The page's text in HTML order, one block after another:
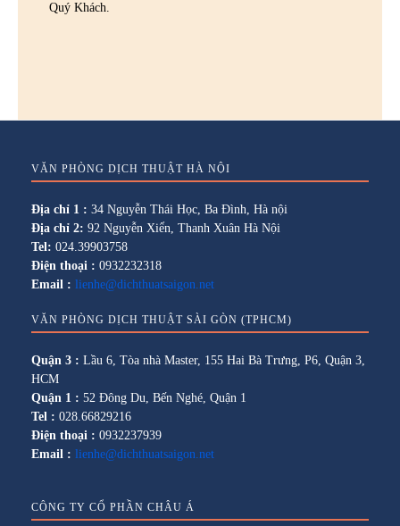
Quý Khách.
VĂN PHÒNG DỊCH THUẬT HÀ NỘI
Địa chỉ 1 : 34 Nguyễn Thái Học, Ba Đình, Hà nội
Địa chỉ 2: 92 Nguyễn Xiển, Thanh Xuân Hà Nội
Tel: 024.39903758
Điện thoại : 0932232318
Email : lienhe@dichthuatsaigon.net
VĂN PHÒNG DỊCH THUẬT SÀI GÒN (TPHCM)
Quận 3 : Lầu 6, Tòa nhà Master, 155 Hai Bà Trưng, P6, Quận 3,
HCM
Quận 1 : 52 Đông Du, Bến Nghé, Quận 1
Tel : 028.66829216
Điện thoại : 0932237939
Email : lienhe@dichthuatsaigon.net
CÔNG TY CỔ PHẦN CHÂU Á